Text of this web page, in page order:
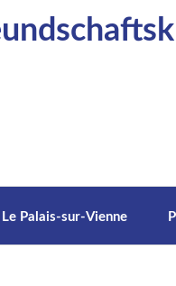
Le Palais-sur-Vienne